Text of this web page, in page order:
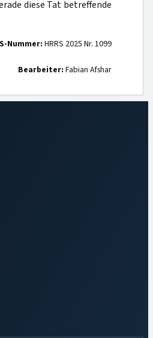
diese Tat betreffende
Nummer: HRRS 2025 Nr. 1099
Bearbeiter: Fabian Afshar